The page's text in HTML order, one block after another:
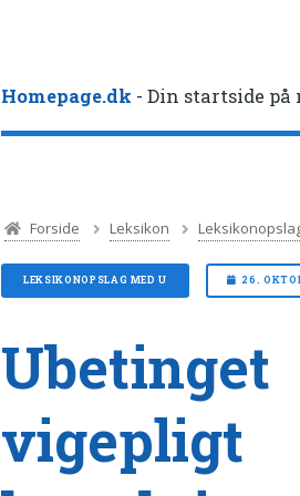
Homepage.dk - Din startside på
Forside Leksikon
LEKSIKONOPSLAG MED U 26.
Ubetinget
vigepligt